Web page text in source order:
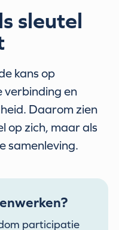
participatie
sleutel
kans op
verbinding en
Daarom zien
op zich, maar als
samenleving.